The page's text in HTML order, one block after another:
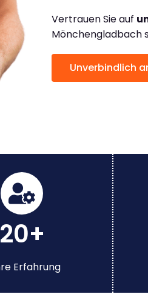
Vertrauen Sie auf
Mönchengladbach
Unverbindlich
20+
Erfahrung